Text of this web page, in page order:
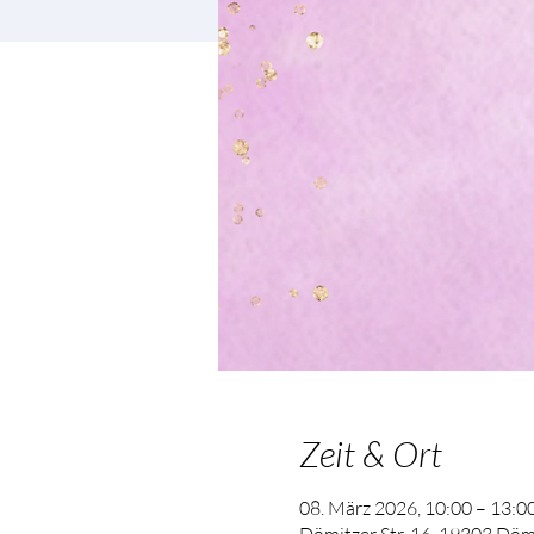
Zeit & Ort
08. März 2026, 10:00 –